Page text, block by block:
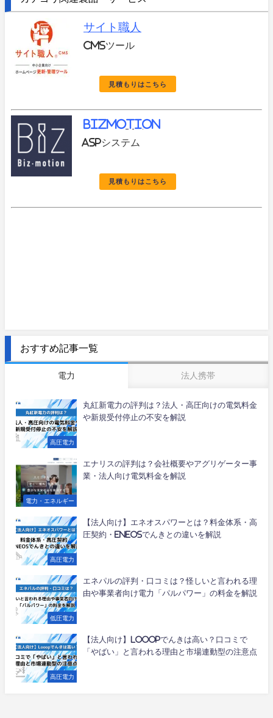
サイト職人
CMSツール
見積もりはこちら
BIZmotion
ASPシステム
見積もりはこちら
おすすめ記事一覧
電力 法人携帯
高圧電力
丸紅新電力の評判は？法人・高圧向けの電気料金
や新規受付停止の不安を解説
電力・エネルギー
エナリスの評判は？会社概要やアグリゲーター事
業・法人向け電気料金を解説
高圧電力
【法人向け】エネオスパワーとは？料金体系・高
圧契約・ENEOSでんきとの違いを解説
低圧電力
エネパルの評判・口コミは？怪しいと言われる理
由や事業者向け電力「パルパワー」の料金を解説
高圧電力
【法人向け】Looopでんきは高い？口コミで
「やばい」と言われる理由と市場連動型の注意点